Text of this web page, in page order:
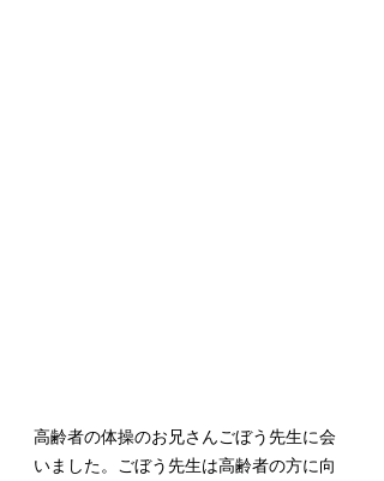
高齢者の体操のお兄さんごぼう先生に会
いました。ごぼう先生は高齢者の方に向